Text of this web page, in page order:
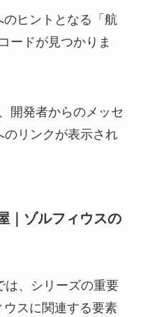
ヒントとなる「航
ードが見つかりま
開発者からのメッセ
のリンクが表示され
｜ゾルフィウスの
は、シリーズの重要
スに関連する要素